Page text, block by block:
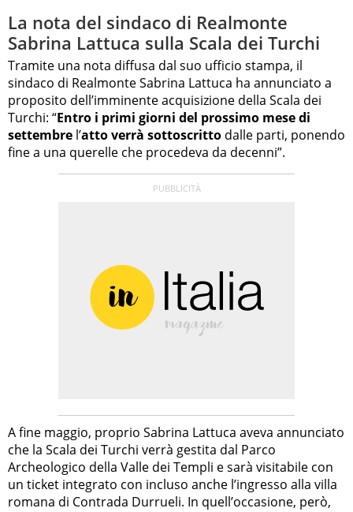
La nota del sindaco di Realmonte
Sabrina Lattuca sulla Scala dei Turchi
Tramite una nota diffusa dal suo ufficio stampa, il
sindaco di Realmonte Sabrina Lattuca ha annunciato a
proposito dell’imminente acquisizione della Scala dei
Turchi: “Entro i primi giorni del prossimo mese di
settembre l’atto verrà sottoscritto dalle parti, ponendo
fine a una querelle che procedeva da decenni”.
A fine maggio, proprio Sabrina Lattuca aveva annunciato
che la Scala dei Turchi verrà gestita dal Parco
Archeologico della Valle dei Templi e sarà visitabile con
un ticket integrato con incluso anche l’ingresso alla villa
romana di Contrada Durrueli. In quell’occasione, però,